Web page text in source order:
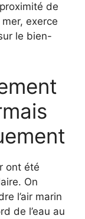
de
exerce
le bien-
ont été
On
l’air marin
de l’eau au